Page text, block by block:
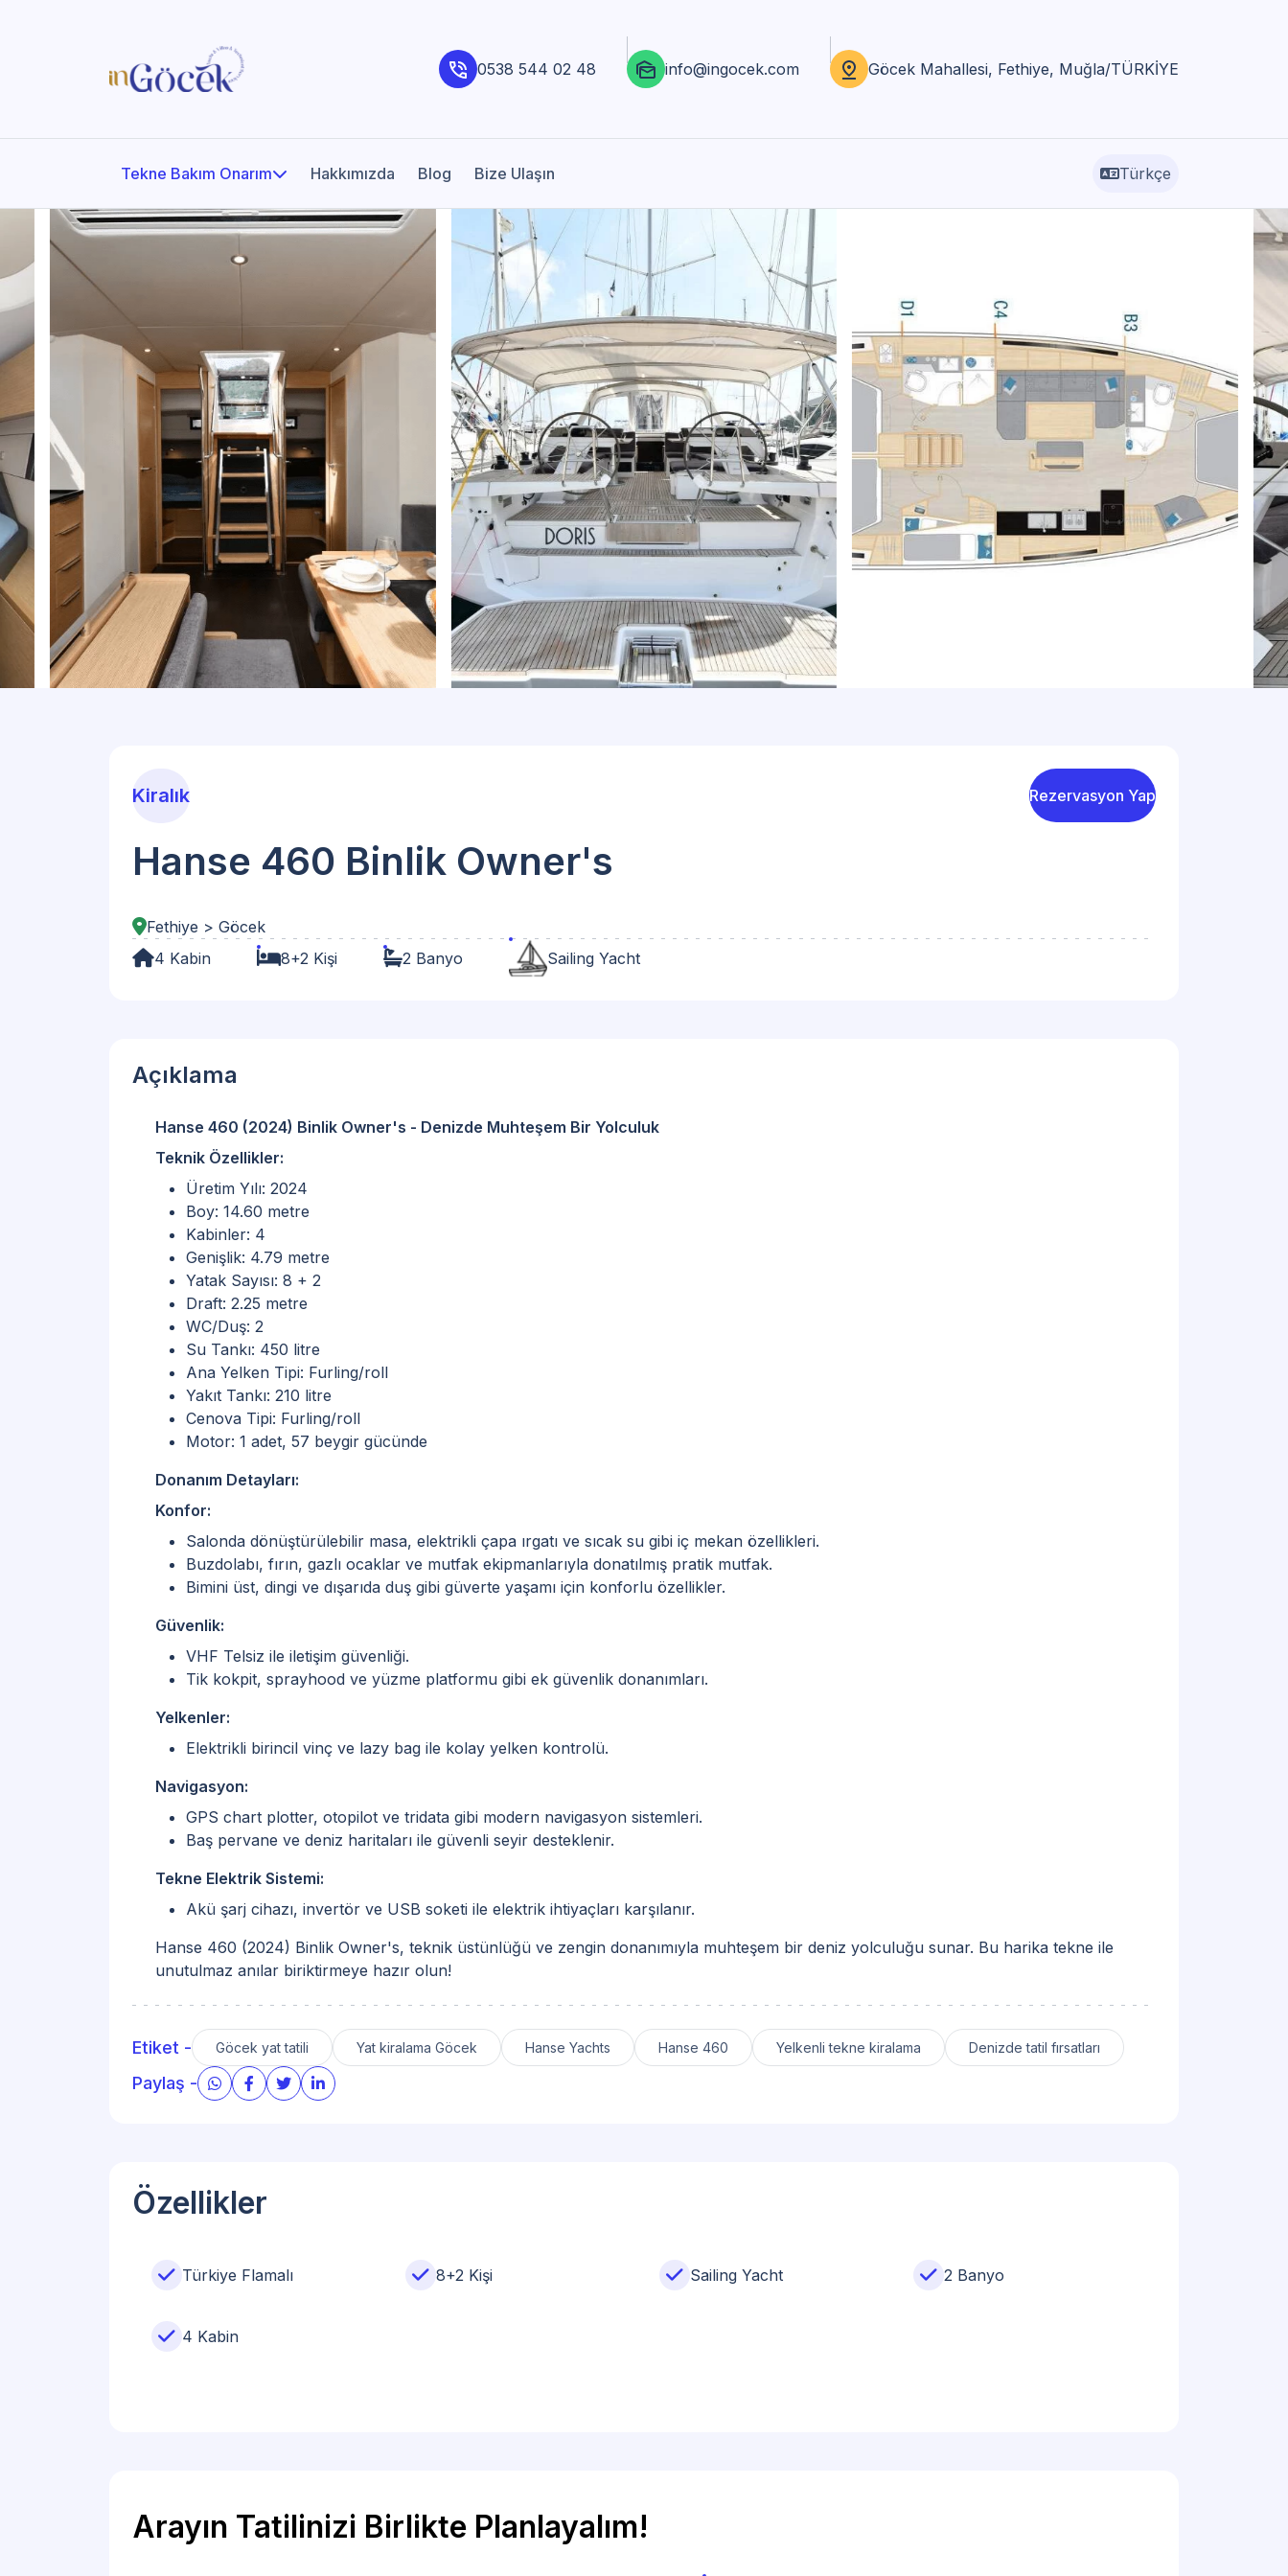
0538 544 02 48 info@ingocek.com Göcek Mahallesi, Fethiye, Muğla/TÜRKİYE
Türkçe
Tekne Bakım Onarım Hakkımızda Blog Bize Ulaşın
Kiralık Rezervasyon Yap
Hanse 460 Binlik Owner's
Fethiye > Göcek
4 Kabin
8+2 Kişi 2 Banyo Sailing Yacht
Açıklama
Hanse 460 (2024) Binlik Owner's - Denizde Muhteşem Bir Yolculuk
Teknik Özellikler:
Üretim Yılı: 2024
Boy: 14.60 metre
Kabinler: 4
Genişlik: 4.79 metre
Yatak Sayısı: 8 + 2
Draft: 2.25 metre
WC/Duş: 2
Su Tankı: 450 litre
Ana Yelken Tipi: Furling/roll
Yakıt Tankı: 210 litre
Cenova Tipi: Furling/roll
Motor: 1 adet, 57 beygir gücünde
Donanım Detayları:
Konfor:
Salonda dönüştürülebilir masa, elektrikli çapa ırgatı ve sıcak su gibi iç mekan özellikleri.
Buzdolabı, fırın, gazlı ocaklar ve mutfak ekipmanlarıyla donatılmış pratik mutfak.
Bimini üst, dingi ve dışarıda duş gibi güverte yaşamı için konforlu özellikler.
Güvenlik:
VHF Telsiz ile iletişim güvenliği.
Tik kokpit, sprayhood ve yüzme platformu gibi ek güvenlik donanımları.
Yelkenler:
Elektrikli birincil vinç ve lazy bag ile kolay yelken kontrolü.
Navigasyon:
GPS chart plotter, otopilot ve tridata gibi modern navigasyon sistemleri.
Baş pervane ve deniz haritaları ile güvenli seyir desteklenir.
Tekne Elektrik Sistemi:
Akü şarj cihazı, invertör ve USB soketi ile elektrik ihtiyaçları karşılanır.
Hanse 460 (2024) Binlik Owner's, teknik üstünlüğü ve zengin donanımıyla muhteşem bir deniz yolculuğu sunar. Bu harika tekne ile
unutulmaz anılar biriktirmeye hazır olun!
Etiket - Göcek yat tatili Yat kiralama Göcek Hanse Yachts Hanse 460 Yelkenli tekne kiralama Denizde tatil fırsatları
Paylaş -
Özellikler
Türkiye Flamalı 8+2 Kişi Sailing Yacht 2 Banyo
4 Kabin
Arayın Tatilinizi Birlikte Planlayalım!